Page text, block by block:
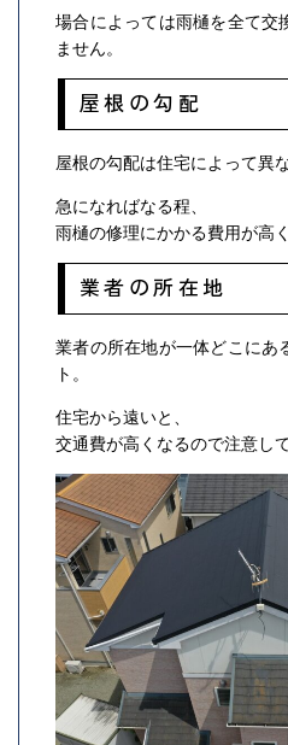
場合によっては雨樋を全て交
ません。
屋根の勾配
屋根の勾配は住宅によって異
急になればなる程、
雨樋の修理にかかる費用が高
業者の所在地
業者の所在地が一体どこにあ
ト。
住宅から遠いと、
交通費が高くなるので注意し